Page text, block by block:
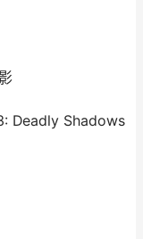
Deadly Shadows